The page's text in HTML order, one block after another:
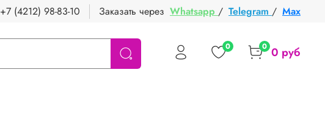
+7 (4212) 98-83-10 Заказать через Whatsapp / Telegram / Max
0 0 0 руб